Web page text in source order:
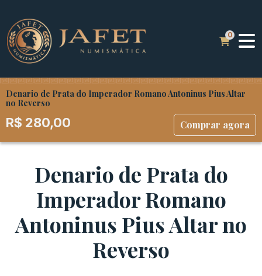
Denario de Prata do Imperador Romano Antoninus Pius Altar
no Reverso
R$ 280,00 Comprar agora
Denario de Prata do
Imperador Romano
Antoninus Pius Altar no
Reverso